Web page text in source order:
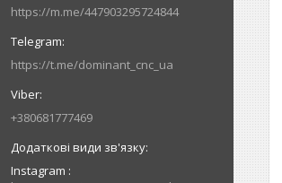
https://m.me/447903295724844
https://t.me/dominant_cnc_ua
+380681777469
Instagram